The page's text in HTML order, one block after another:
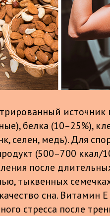
источник
белка (10–25%),
селен, медь). Для
(500–700 ккал/
после
тыквенных
сна. Витамин
стресса после